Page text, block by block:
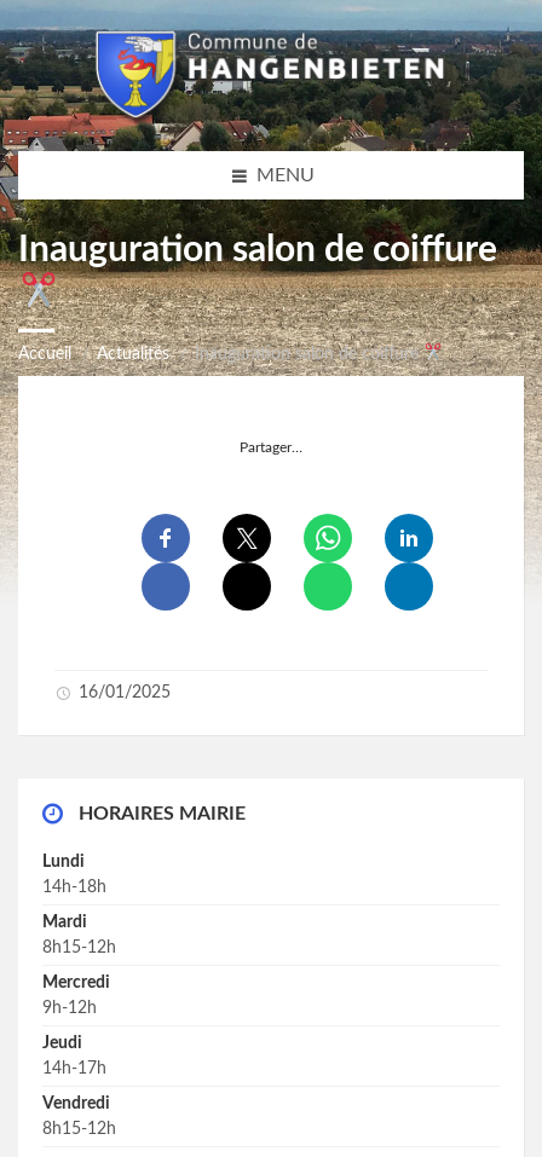
MENU
Inauguration salon de coiffure
Accueil Actualités Inauguration salon de coiffure
Partager…
16/01/2025
HORAIRES MAIRIE
Lundi
14h-18h
Mardi
8h15-12h
Mercredi
9h-12h
Jeudi
14h-17h
Vendredi
8h15-12h